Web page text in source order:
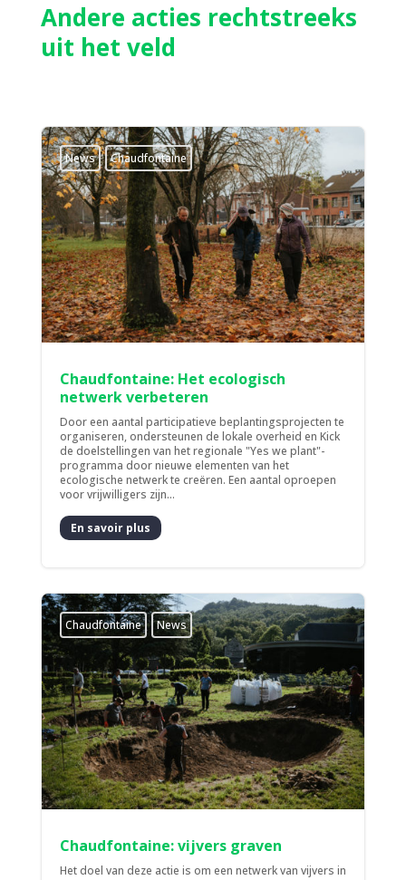
Andere acties rechtstreeks
uit het veld
News Chaudfontaine
Chaudfontaine: Het ecologisch
netwerk verbeteren
Door een aantal participatieve beplantingsprojecten te
organiseren, ondersteunen de lokale overheid en Kick
de doelstellingen van het regionale "Yes we plant"-
programma door nieuwe elementen van het
ecologische netwerk te creëren. Een aantal oproepen
voor vrijwilligers zijn...
En savoir plus
Chaudfontaine News
Chaudfontaine: vijvers graven
Het doel van deze actie is om een netwerk van vijvers in